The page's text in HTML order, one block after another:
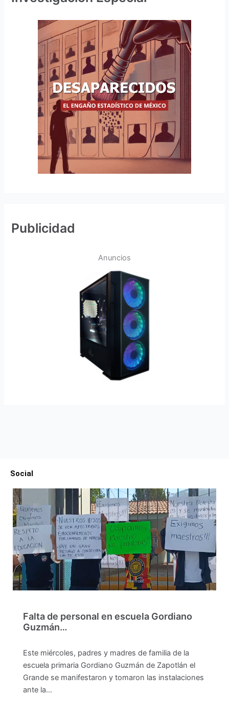
Publicidad
Anuncios
Social
Falta de personal en escuela Gordiano
Guzmán…
Este miércoles, padres y madres de familia de la
escuela primaria Gordiano Guzmán de Zapotlán el
Grande se manifestaron y tomaron las instalaciones
ante la…